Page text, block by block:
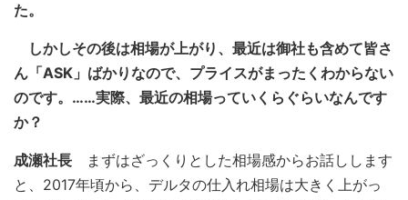
た。
しかしその後は相場が上がり、最近は御社も含めて皆さ
ん「ASK」ばかりなので、プライスがまったくわからない
のです。……実際、最近の相場っていくらぐらいなんです
か？
成瀬社長 まずはざっくりとした相場感からお話しします
と、2017年頃から、デルタの仕入れ相場は大きく上がっ